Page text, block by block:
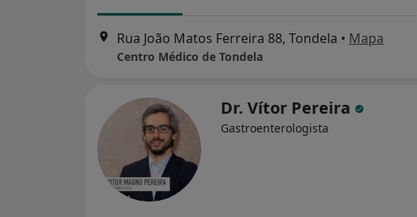
Rua João Matos Ferreira 88, Tondela • Mapa
Centro Médico de Tondela
Dr. Vítor Pereira
Gastroenterologista